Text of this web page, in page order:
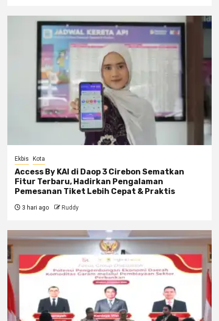
Ekbis Kota
Access By KAI di Daop 3 Cirebon Sematkan
Fitur Terbaru, Hadirkan Pengalaman
Pemesanan Tiket Lebih Cepat & Praktis
3 hari ago Ruddy